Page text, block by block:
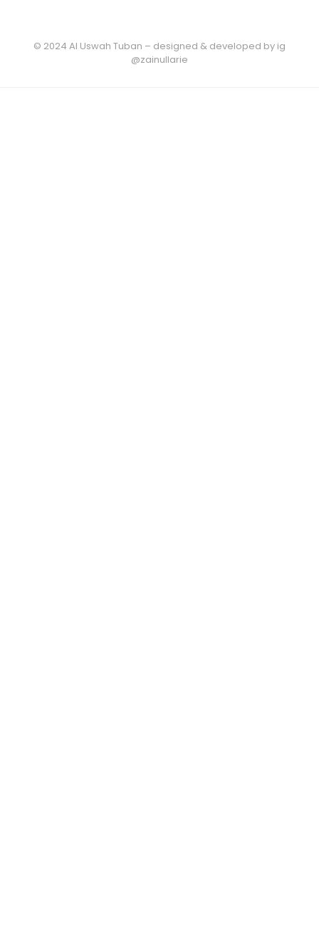
© 2024 Al Uswah Tuban – designed & developed by ig
@zainullarie